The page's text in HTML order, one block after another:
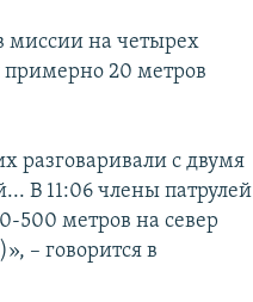
миссии на четырех
примерно 20 метров
разговаривали с двумя
В 11:06 члены патрулей
500 метров на север
– говорится в